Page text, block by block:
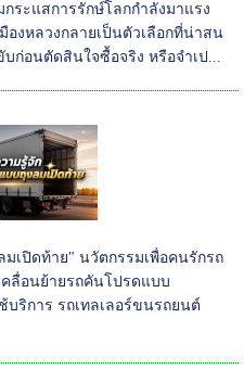
ระแสการรักษ์โลกกำลังมาแรง
องหลวงกลายเป็นตัวเลือกที่น่าสน
ก่อนตัดสินใจซื้อจริง หรือจำเป...
มเปิดท้าย" นวัตกรรมเพื่อคนรักรถ
ลื่อนย้ายรถคันโปรดแบบ
บริการ รถเทลเลอร์ขนรถยนต์